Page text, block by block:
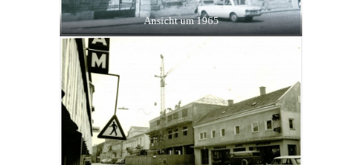
Ansicht um 1965